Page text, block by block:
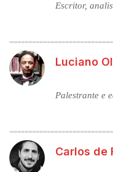
Escritor,
Luciano
Palestrante e
Carlos de